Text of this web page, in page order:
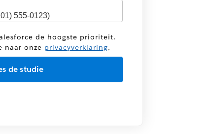
de hoogste prioriteit.
naar onze privacyverklaring.